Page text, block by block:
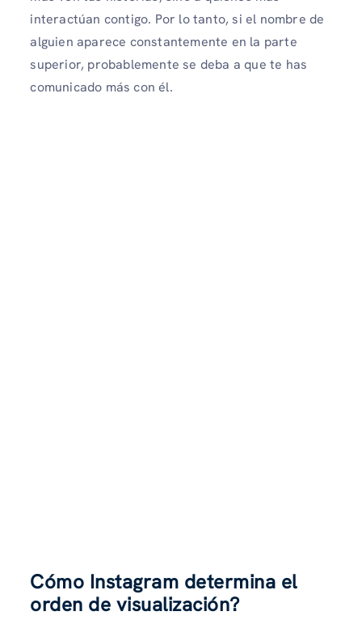
interactúan contigo. Por lo tanto, si el nombre de
alguien aparece constantemente en la parte
superior, probablemente se deba a que te has
comunicado más con él.
Cómo Instagram determina el
orden de visualización?